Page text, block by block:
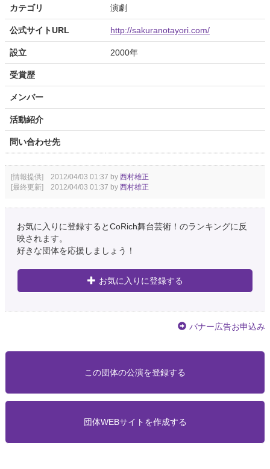
カテゴリ 演劇
公式サイトURL http://sakuranotayori.com/
設立 2000年
受賞歴
メンバー
活動紹介
問い合わせ先
[情報提供] 2012/04/03 01:37 by 西村雄正
[最終更新] 2012/04/03 01:37 by 西村雄正
お気に入りに登録するとCoRich舞台芸術！のランキングに反
映されます。
好きな団体を応援しましょう！
お気に入りに登録する
バナー広告お申込み
この団体の公演を登録する
団体WEBサイトを作成する